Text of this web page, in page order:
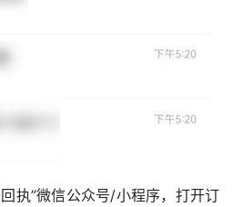
回执”微信公众号/小程序，打开订